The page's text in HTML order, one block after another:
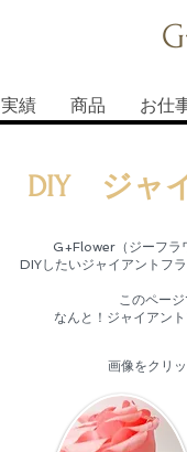
実績 商品 お仕
DIY ジャ
G+Flower（ジーフラ
DIYしたいジャイアントフ
このペー
なんと！ジャイアン
画像をクリ